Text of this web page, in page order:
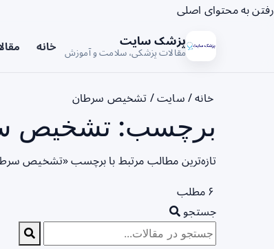
رفتن به محتوای اصلی
پزشک سایت
مقالات پزشکی، سلامت و آموزش خانه
خانه/ سایت/ تشخیص سرطان
برچسب: تشخیص
تازه‌ترین مطالب مرتبط با برچسب «تشخیص
۶ مطلب
جستجو